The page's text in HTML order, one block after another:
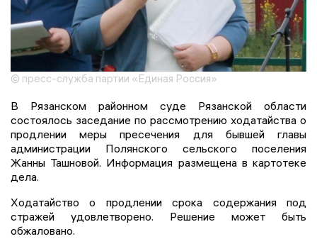
© пресс-служба партии «Единая Россия»
В Рязанском районном суде Рязанской области
состоялось заседание по рассмотрению ходатайства о
продлении меры пресечения для бывшей главы
администрации Полянского сельского поселения
Жанны Ташновой. Информация размещена в картотеке
дела.
Ходатайство о продлении срока содержания под
стражей удовлетворено. Решение может быть
обжаловано.